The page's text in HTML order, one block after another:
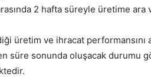
2 hafta süreyle üretime ara
üretim ve ihracat
süre sonunda oluşacak durumu